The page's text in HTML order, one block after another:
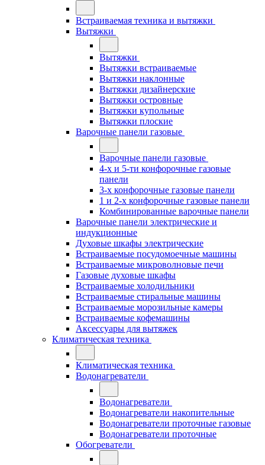
Встраиваемая техника и вытяжки
Вытяжки
Вытяжки
Вытяжки встраиваемые
Вытяжки наклонные
Вытяжки дизайнерские
Вытяжки островные
Вытяжки купольные
Вытяжки плоские
Варочные панели газовые
Варочные панели газовые
4-х и 5-ти конфорочные газовые
панели
3-х конфорочные газовые панели
1 и 2-х конфорочные газовые панели
Комбинированные варочные панели
Варочные панели электрические и
индукционные
Духовые шкафы электрические
Встраиваемые посудомоечные машины
Встраиваемые микроволновые печи
Газовые духовые шкафы
Встраиваемые холодильники
Встраиваемые стиральные машины
Встраиваемые морозильные камеры
Встраиваемые кофемашины
Аксессуары для вытяжек
Климатическая техника
Климатическая техника
Водонагреватели
Водонагреватели
Водонагреватели накопительные
Водонагреватели проточные газовые
Водонагреватели проточные
Обогреватели